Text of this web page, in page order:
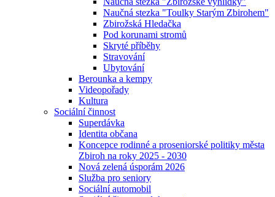
Naučná stezka "Toulky Starým Zbirohem"
Zbirožská Hledačka
Pod korunami stromů
Skryté příběhy
Stravování
Ubytování
Berounka a kempy
Videopořady
Kultura
Sociální činnost
Superdávka
Identita občana
Koncepce rodinné a proseniorské politiky města
Zbiroh na roky 2025 - 2030
Nová zelená úsporám 2026
Služba pro seniory
Sociální automobil